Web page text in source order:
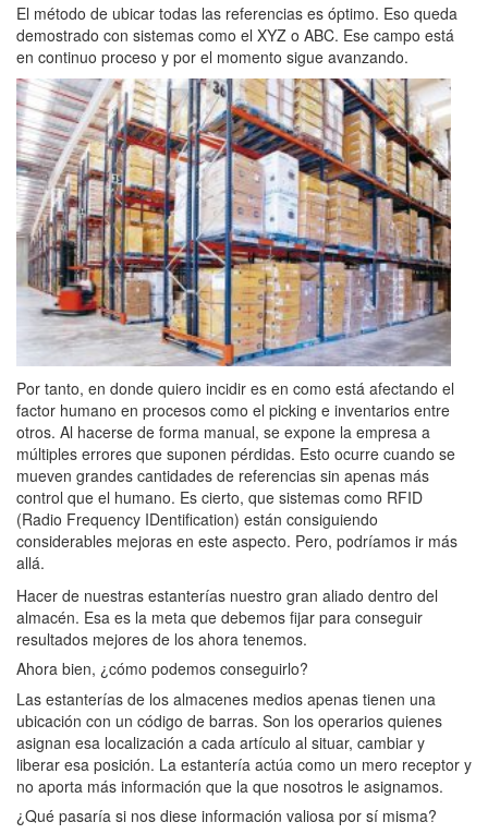
El método de ubicar todas las referencias es óptimo. Eso queda
demostrado con sistemas como el XYZ o ABC. Ese campo está
en continuo proceso y por el momento sigue avanzando.
Por tanto, en donde quiero incidir es en como está afectando el
factor humano en procesos como el picking e inventarios entre
otros. Al hacerse de forma manual, se expone la empresa a
múltiples errores que suponen pérdidas. Esto ocurre cuando se
mueven grandes cantidades de referencias sin apenas más
control que el humano. Es cierto, que sistemas como RFID
(Radio Frequency IDentification) están consiguiendo
considerables mejoras en este aspecto. Pero, podríamos ir más
allá.
Hacer de nuestras estanterías nuestro gran aliado dentro del
almacén. Esa es la meta que debemos fijar para conseguir
resultados mejores de los ahora tenemos.
Ahora bien, ¿cómo podemos conseguirlo?
Las estanterías de los almacenes medios apenas tienen una
ubicación con un código de barras. Son los operarios quienes
asignan esa localización a cada artículo al situar, cambiar y
liberar esa posición. La estantería actúa como un mero receptor y
no aporta más información que la que nosotros le asignamos.
¿Qué pasaría si nos diese información valiosa por sí misma?